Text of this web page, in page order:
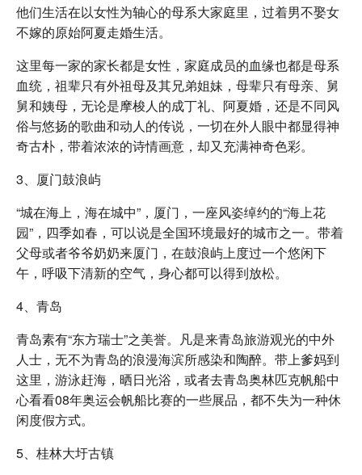
他们生活在以女性为轴心的母系大家庭里，过着男不娶女
不嫁的原始阿夏走婚生活。
这里每一家的家长都是女性，家庭成员的血缘也都是母系
血统，祖辈只有外祖母及其兄弟姐妹，母辈只有母亲、舅
舅和姨母，无论是摩梭人的成丁礼、阿夏婚，还是不同风
俗与悠扬的歌曲和动人的传说，一切在外人眼中都显得神
奇古朴，带着浓浓的诗情画意，却又充满神奇色彩。
3、厦门鼓浪屿
“城在海上，海在城中”，厦门，一座风姿绰约的“海上花
园”，四季如春，可以说是全国环境最好的城市之一。带着
父母或者爷爷奶奶来厦门，在鼓浪屿上度过一个悠闲下
午，呼吸下清新的空气，身心都可以得到放松。
4、青岛
青岛素有“东方瑞士”之美誉。凡是来青岛旅游观光的中外
人士，无不为青岛的浪漫海滨所感染和陶醉。带上爹妈到
这里，游泳赶海，晒日光浴，或者去青岛奥林匹克帆船中
心看看08年奥运会帆船比赛的一些展品，都不失为一种休
闲度假方式。
5、桂林大圩古镇